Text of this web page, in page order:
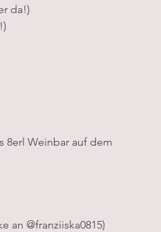
da!)
8erl Weinbar auf dem
an @franziiska0815)